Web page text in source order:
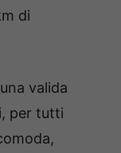
di
valida
per tutti